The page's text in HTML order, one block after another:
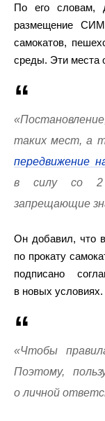
По его словам,
размещение СИМ
самокатов,
среды. Эти места
таких мест, а
передвижение
в силу со 2
запрещающие
Он добавил, что
по прокату
подписано
в новых условиях.
«Чтобы
Поэтому,
о личной